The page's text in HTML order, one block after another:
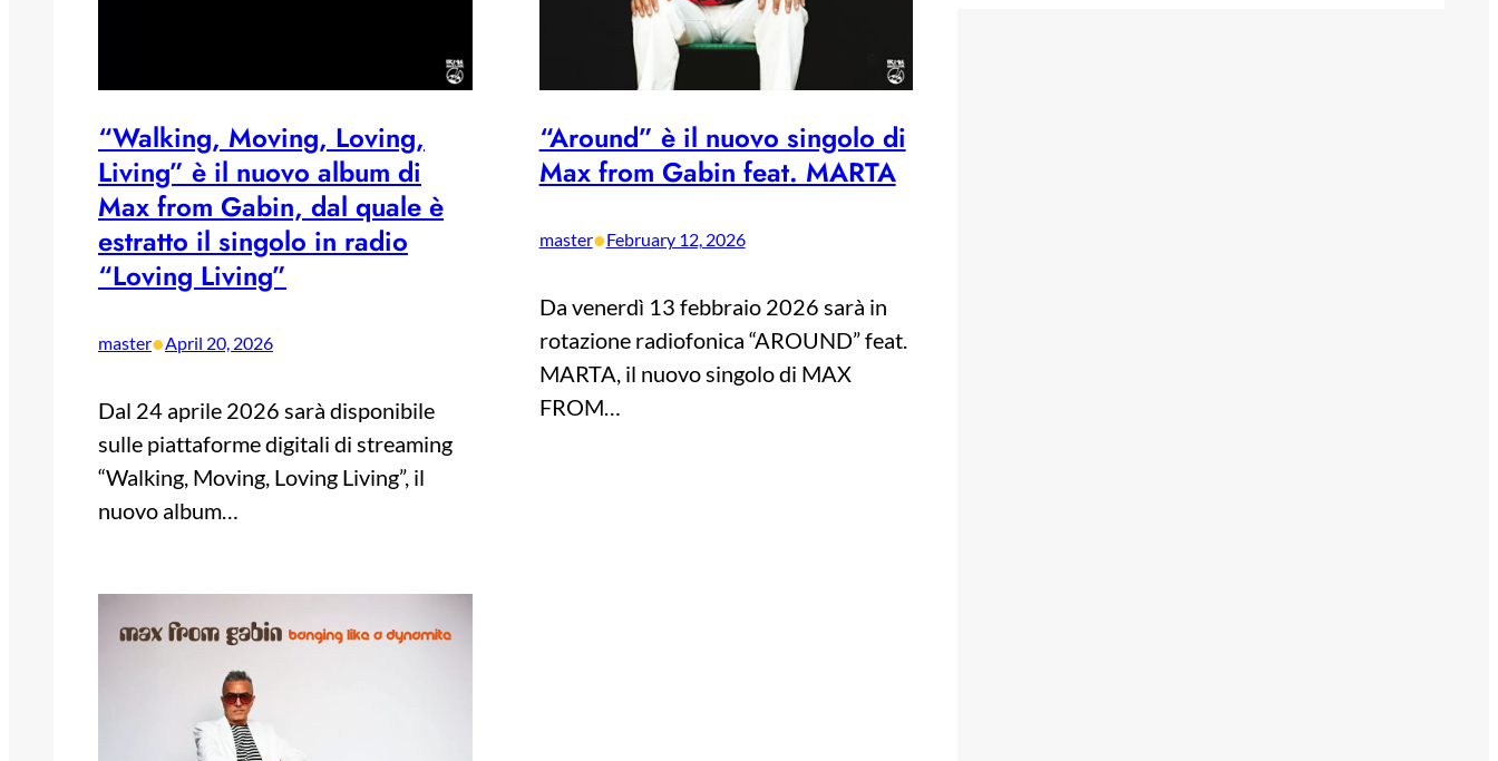
“Walking, Moving, Loving,
Living” è il nuovo album di
Max from Gabin, dal quale è
estratto il singolo in radio
“Loving Living”
master•April 20, 2026
Dal 24 aprile 2026 sarà disponibile
sulle piattaforme digitali di streaming
“Walking, Moving, Loving Living”, il
nuovo album…
“Around” è il nuovo singolo di
Max from Gabin feat. MARTA
master•February 12, 2026
Da venerdì 13 febbraio 2026 sarà in
rotazione radiofonica “AROUND” feat.
MARTA, il nuovo singolo di MAX
FROM…